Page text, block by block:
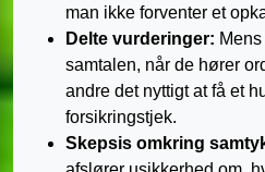
man ikke forventer et
Delte vurderinger:
samtalen, når de hører
andre det nyttigt at få et
forsikringstjek.
Skepsis omkring